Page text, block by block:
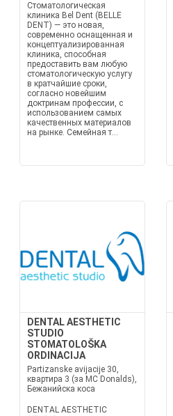
Стоматологическая
клиника Bel Dent (BELLE
DENT) — это новая,
современно оснащенная и
концептуализированная
клиника, способная
предоставить вам любую
стоматологическую услугу
в кратчайшие сроки,
согласно новейшим
доктринам профессии, с
использованием самых
качественных материалов
на рынке. Семейная т...
DENTAL AESTHETIC
STUDIO
STOMATOLOŠKA
ORDINACIJA
Partizanske avijacije 30,
квартира 3 (за MC Donalds),
Бежанийска коса
DENTAL AESTHETIC